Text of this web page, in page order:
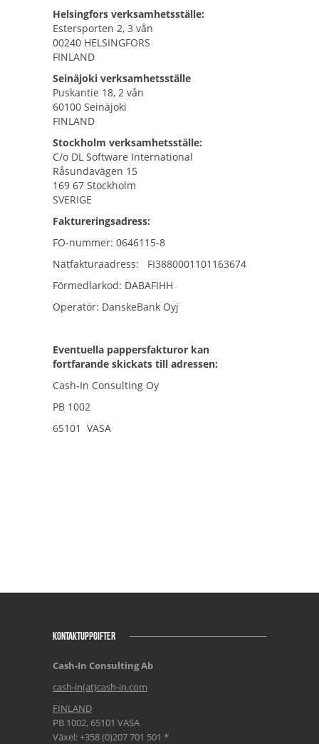
Helsingfors verksamhetsställe:
Estersporten 2, 3 vån
00240 HELSINGFORS
FINLAND
Seinäjoki verksamhetsställe
Puskantie 18, 2 vån
60100 Seinäjoki
FINLAND
Stockholm verksamhetsställe:
C/o DL Software International
Råsundavägen 15
169 67 Stockholm
SVERIGE
Faktureringsadress:
FO-nummer: 0646115-8
Nätfakturaadress: FI3880001101163674
Förmedlarkod: DABAFIHH
Operatör: DanskeBank Oyj
Eventuella pappersfakturor kan
fortfarande skickats till adressen:
Cash-In Consulting Oy
PB 1002
65101 VASA
KONTAKTUPPGIFTER
Cash-In Consulting Ab
cash-in(at)cash-in.com
FINLAND
PB 1002, 65101 VASA
Växel: +358 (0)207 701 501 *